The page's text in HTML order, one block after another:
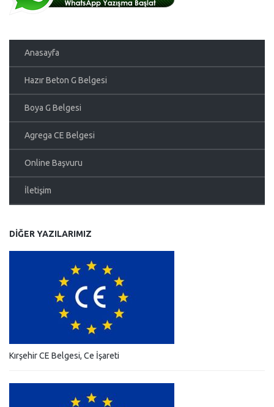
Anasayfa
Hazır Beton G Belgesi
Boya G Belgesi
Agrega CE Belgesi
Online Başvuru
İletişim
DIĞER YAZILARIMIZ
Kırşehir CE Belgesi, Ce İşareti